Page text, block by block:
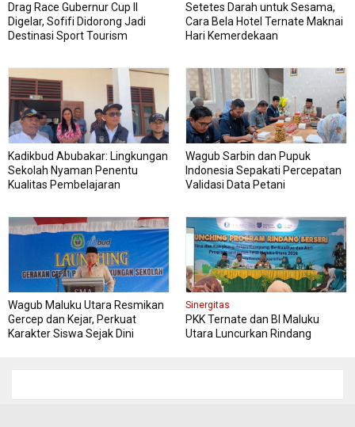
Drag Race Gubernur Cup II
Digelar, Sofifi Didorong Jadi
Destinasi Sport Tourism
Setetes Darah untuk Sesama,
Cara Bela Hotel Ternate Maknai
Hari Kemerdekaan
Kadikbud Abubakar: Lingkungan
Sekolah Nyaman Penentu
Kualitas Pembelajaran
Wagub Sarbin dan Pupuk
Indonesia Sepakati Percepatan
Validasi Data Petani
Wagub Maluku Utara Resmikan
Gercep dan Kejar, Perkuat
Karakter Siswa Sejak Dini
Sinergitas
PKK Ternate dan BI Maluku
Utara Luncurkan Rindang